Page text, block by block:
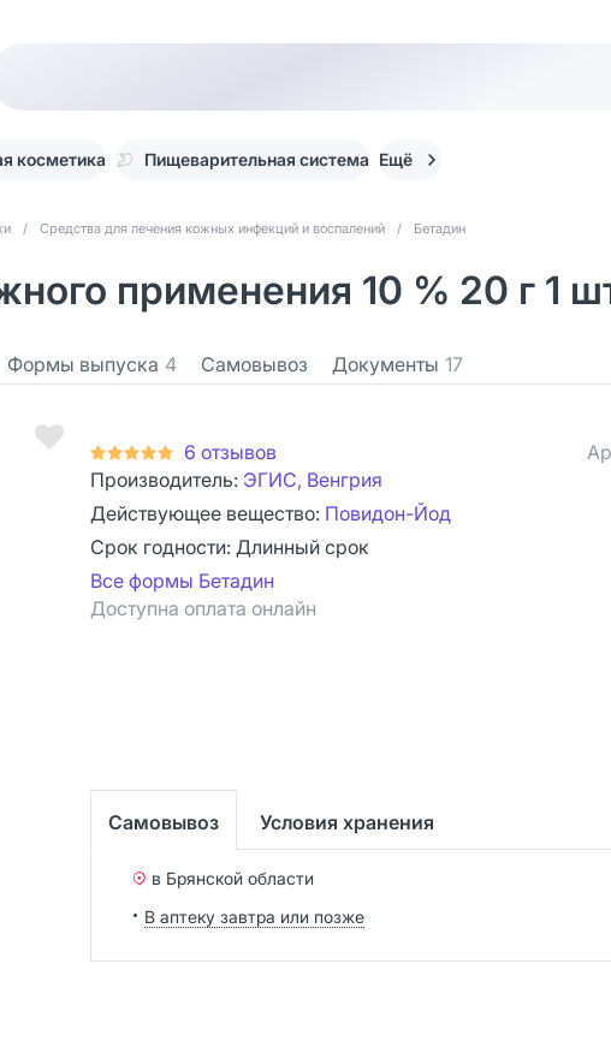
косметика Пищеварительная система Ещё
/ Средства для лечения кожных инфекций и воспалений / Бетадин
применения 10 % 20 г 1
Формы выпуска 4 Самовывоз Документы 17
6 отзывов
Производитель: ЭГИС, Венгрия
Действующее вещество: Повидон-Йод
Срок годности: Длинный срок
Все формы Бетадин
Доступна оплата онлайн
Самовывоз Условия хранения
в Брянской области
В аптеку завтра или позже